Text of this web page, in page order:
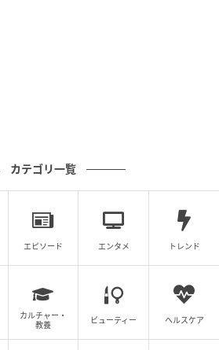
カテゴリ一覧
エピソード エンタメ トレンド
カルチャー・
教養
ビューティー ヘルスケア